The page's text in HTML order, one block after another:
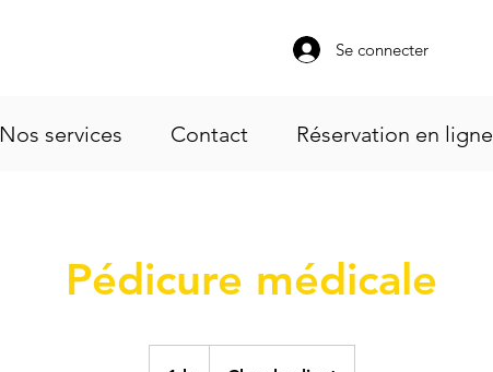
Se connecter
Nos services Contact Réservation en ligne
Pédicure médicale